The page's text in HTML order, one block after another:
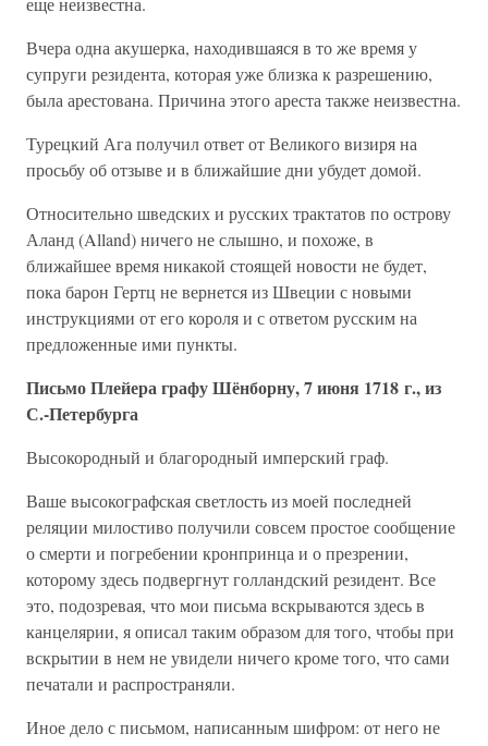
Вчера одна акушерка, находившаяся в то же время у
супруги резидента, которая уже близка к разрешению,
была арестована. Причина этого ареста также неизвестна.
Турецкий Ага получил ответ от Великого визиря на
просьбу об отзыве и в ближайшие дни убудет домой.
Относительно шведских и русских трактатов по острову
Аланд (Alland) ничего не слышно, и похоже, в
ближайшее время никакой стоящей новости не будет,
пока барон Гертц не вернется из Швеции с новыми
инструкциями от его короля и с ответом русским на
предложенные ими пункты.
Письмо Плейера графу Шёнборну, 7 июня 1718 г., из
С.-Петербурга
Высокородный и благородный имперский граф.
Ваше высокографская светлость из моей последней
реляции милостиво получили совсем простое сообщение
о смерти и погребении кронпринца и о презрении,
которому здесь подвергнут голландский резидент. Все
это, подозревая, что мои письма вскрываются здесь в
канцелярии, я описал таким образом для того, чтобы при
вскрытии в нем не увидели ничего кроме того, что сами
печатали и распространяли.
Иное дело с письмом, написанным шифром: от него не